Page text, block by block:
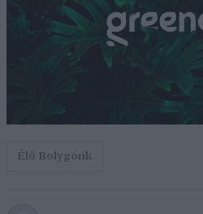
Élő Bolygónk